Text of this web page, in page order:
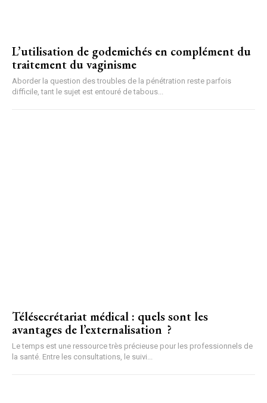
L’utilisation de godemichés en complément du
traitement du vaginisme
Aborder la question des troubles de la pénétration reste parfois
difficile, tant le sujet est entouré de tabous...
Télésecrétariat médical : quels sont les
avantages de l’externalisation ?
Le temps est une ressource très précieuse pour les professionnels de
la santé. Entre les consultations, le suivi...